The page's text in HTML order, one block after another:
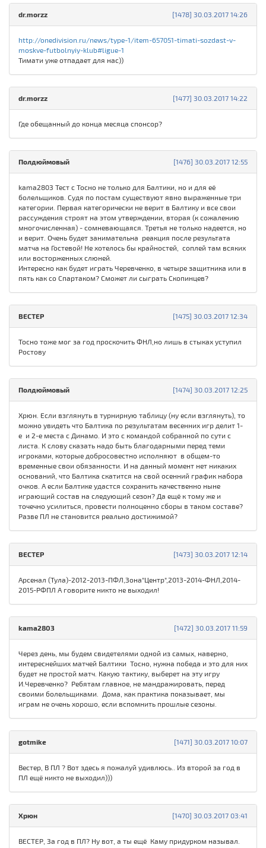
[1478] 30.03.2017 14:26
dr.morzz
http://onedivision.ru/news/type-1/item-657051-timati-sozdast-v-
moskve-futbolnyiy-klub#ligue-1
Тимати уже отпадает для нас))
[1477] 30.03.2017 14:22
dr.morzz
Где обещанный до конца месяца спонсор?
[1476] 30.03.2017 12:55
Полдюймовый
kama2803 Тест с Тосно не только для Балтики, но и для её
болельщиков. Судя по постам существуют явно выраженные три
категории. Первая категорически не верит в Балтику и все свои
рассуждения строят на этом утверждении, вторая (к сожалению
многочисленная) - сомневающаяся. Третья не только надеется, но
и верит. Очень будет занимательна реакция после результата
матча на Гостевой! Не хотелось бы крайностей, соплей там всяких
или восторженных слюней.
Интересно как будет играть Черевченко, в четыре защитника или в
пять как со Спартаком? Сможет ли сыграть Скопинцев?
[1475] 30.03.2017 12:34
ВЕСТЕР
Тосно тоже мог за год проскочить ФНЛ,но лишь в стыках уступил
Ростову
[1474] 30.03.2017 12:25
Полдюймовый
Хрюн. Если взглянуть в турнирную таблицу (ну если взглянуть), то
можно увидеть что Балтика по результатам весенних игр делит 1-
е и 2-е места с Динамо. И это с командой собранной по сути с
листа. К слову сказать надо быть благодарными перед теми
игроками, которые добросовестно исполняют в общем-то
временные свои обязанности. И на данный момент нет никаких
оснований, что Балтика скатится на свой осенний график набора
очков. А если Балтике удастся сохранить качественно ныне
играющий состав на следующий сезон? Да ещё к тому же и
точечно усилиться, провести полноценно сборы в таком составе?
Разве ПЛ не становится реально достижимой?
[1473] 30.03.2017 12:14
ВЕСТЕР
Арсенал (Тула)-2012-2013-ПФЛ,Зона"Центр",2013-2014-ФНЛ,2014-
2015-РФПЛ А говорите никто не выходил!
[1472] 30.03.2017 11:59
kama2803
Через день, мы будем свидетелями одной из самых, наверно,
интереснейших матчей Балтики Тосно, нужна победа и это для них
будет не простой матч. Какую тактику, выберет на эту игру
И.Черевченко? Ребятам главное, не мандражировать, перед
своими болельщиками. Дома, как практика показывает, мы
играм не очень хорошо, если вспомнить прошлые сезоны.
[1471] 30.03.2017 10:07
gotmike
Вестер, В ПЛ ? Вот здесь я пожалуй удивлюсь.. Из второй за год в
ПЛ ещё никто не выходил)))
[1470] 30.03.2017 03:41
Хрюн
ВЕСТЕР, За год в ПЛ? Ну вот, а ты ещё Каму придypком называл.